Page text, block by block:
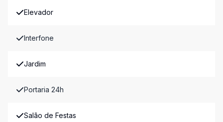
Elevador
Interfone
Jardim
Portaria 24h
Salão de Festas